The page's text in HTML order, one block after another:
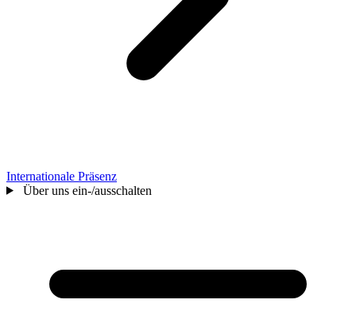
Internationale Präsenz
Über uns ein-/ausschalten